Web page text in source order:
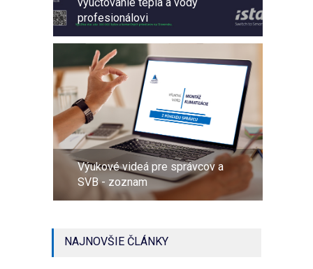
profesionálovi
Výukové videá pre správcov a
SVB - zoznam
NAJNOVŠIE ČLÁNKY